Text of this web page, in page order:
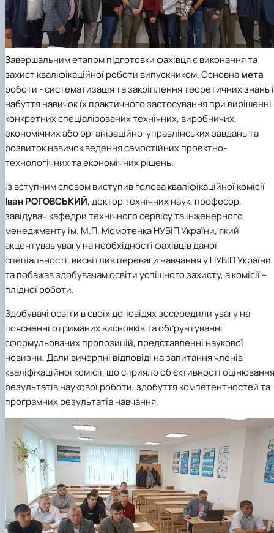
(MOOCs)SEB-2025
University Research Services Catalogue
LearningFaculty of Design and Engineering
Faculty of Economics
Faculty of Food Science, Nutrition and
Management
Faculty of Humanities and Pedagogy
Faculty of Information Technologies
Faculty of Land Management
Faculty of Law
Faculty of Veterinary Medicine
Mechanical and Technological Faculty
Faculty of Plant Protection, Biotechnology
Ecology
Farm named after O.V. Muzychenko
Educational and Research Farm «Vorzel»
Science
Research Institute of Forestry and
Horticulture
Research Institute of Technology and
Animal Products
Research and Design Institute of
Standardisation and Technologies of Eco-Safe
Organic Products
Ukrainian Laboratory of Quality and Safety of
Agricultural Products
Ukrainian Research Institute of Agricultural
Radiology
Architecture and Design
Berezhany Agrotechnical Institute
Berezhany Professional College
Bobrovytsia Professional College named after
Mainova
Boyarka College of Ecology and Natural
Resources
Crimean Agro-Industrial College
Crimean Technical College of Land
and Agricultural Mechanisation
Irpin Professional College
Mukachevo Professional College
Nemishaieve Professional College
Nizhyn Professional College
Prybrezhne Agrarian College
Rivne Professional College
Zalishchyky Professional College named after
Ye. Khraplivyi
International Students Office
Завершальним етапом підготовки фахівця є виконання та
захист кваліфікаційної роботи випускником. Основнамета
роботи - систематизація та закріплення теоретичних знань і
набуття навичок їх практичного застосування при вирішенні
конкретних спеціалізованих технічних, виробничих,
економічних або організаційно-управлінських завдань та
розвиток навичок ведення самостійних проектно-
технологічних та економічних рішень.
Із вступним словом виступив голова кваліфікаційної комісії
Іван РОГОВСЬКИЙ, доктор технічних наук, професор,
завідувач кафедри технічного сервісу та інженерного
менеджменту ім. М.П. Момотенка НУБіП України, який
акцентував увагу на необхідності фахівців даної
спеціальності, висвітлив переваги навчання у НУБІП України
та побажав здобувачам освіти успішного захисту, а комісії –
плідної роботи.
Здобувачі освіти в своїх доповідях зосередили увагу на
поясненні отриманих висновків та обґрунтуванні
сформульованих пропозицій, представленні наукової
новизни. Дали вичерпні відповіді на запитання членів
кваліфікаційної комісії, що сприяло об'єктивності оцінювання
результатів наукової роботи, здобуття компетентностей та
програмних результатів навчання.